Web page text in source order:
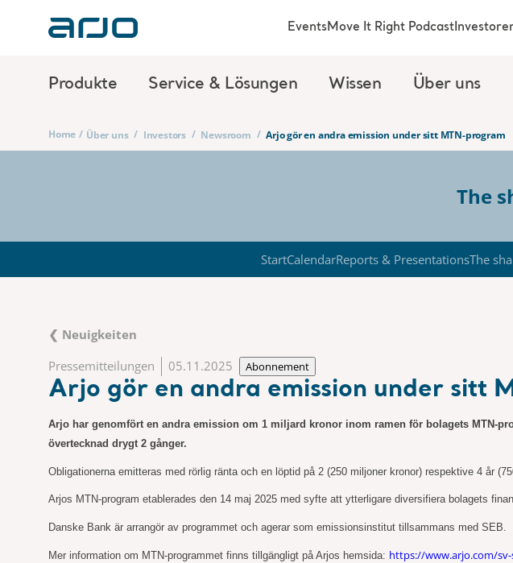
Produkte Service & Lösungen Wissen Über uns
EventsMove It Right Podcast
Home / Über uns / Investors / Newsroom / Arjo gör en andra emission under sitt MTN-program
The
StartCalendarReports & PresentationsThe
❮ Neuigkeiten
Pressemitteilungen
05.11.2025 Abonnement
Arjo gör en andra emission under sitt
Arjo har genomfört en andra emission om 1 miljard kronor inom ramen för bolagets MTN-
övertecknad drygt 2 gånger.
Obligationerna emitteras med rörlig ränta och en löptid på 2 (250 miljoner kronor) respektive 4 år
Arjos MTN-program etablerades den 14 maj 2025 med syfte att ytterligare diversifiera bolagets
Danske Bank är arrangör av programmet och agerar som emissionsinstitut tillsammans med SEB.
Mer information om MTN-programmet finns tillgängligt på Arjos hemsida: https://www.arjo.com/